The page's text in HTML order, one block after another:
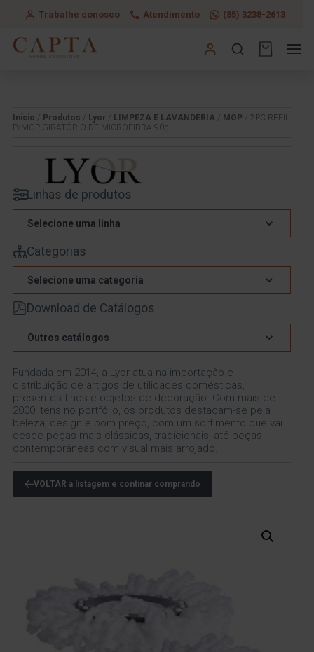
Trabalhe conosco Atendimento (85) 3238-2613
Início Produtos Lyor LIMPEZA E LAVANDERIA MOP / 2PC REFIL
P/MOP GIRATÓRIO DE MICROFIBRA 90g
Linhas de produtos
Selecione uma linha
Categorias
Selecione uma categoria
Download de Catálogos
Outros catálogos
Fundada em 2014, a Lyor atua na importação e
distribuição de artigos de utilidades domésticas,
presentes finos e objetos de decoração. Com mais de
2000 itens no portfólio, os produtos destacam-se pela
beleza, design e bom preço, com um sortimento que vai
desde peças mais clássicas, tradicionais, até peças
contemporâneas com visual mais arrojado.
VOLTAR à listagem e continar comprando